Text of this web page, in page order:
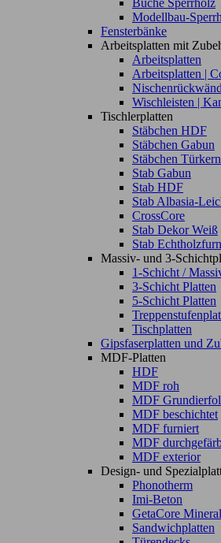
Buche Sperrholz
Modellbau-
Fensterbänke
Arbeitsplatten mit
Arbeitsplatten
Arbeitsplatten |
Wischleisten |
Tischlerplatten
Stäbchen HDF
Stäbchen Gabun
Stäbchen Türkern
Stab Gabun
Stab HDF
Stab Albasia-
CrossCore
Stab Dekor Weiß
Stab
Massiv- und 3-
1-Schicht /
3-Schicht Platten
5-Schicht Platten
Tischplatten
Gipsfaserplatten und
MDF-Platten
HDF
MDF roh
MDF
MDF beschichtet
MDF furniert
MDF
MDF exterior
Design- und
Phonotherm
Imi-Beton
GetaCore
Sandwichplatten